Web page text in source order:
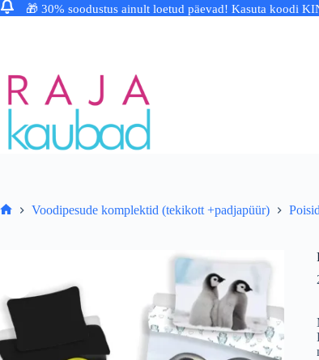
🎁 30% soodustus ainult loetud päevad! Kasuta koodi
Voodipesude komplektid (tekikott +padjapüür) Poisid